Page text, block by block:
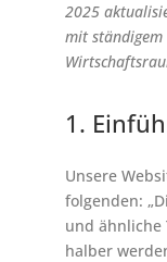
2025
mit ständigem
1.
Unsere
folgenden:
und ähnliche
halber